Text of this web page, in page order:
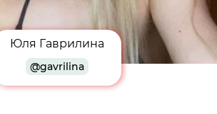
Юля Гаврилина
@gavrilina